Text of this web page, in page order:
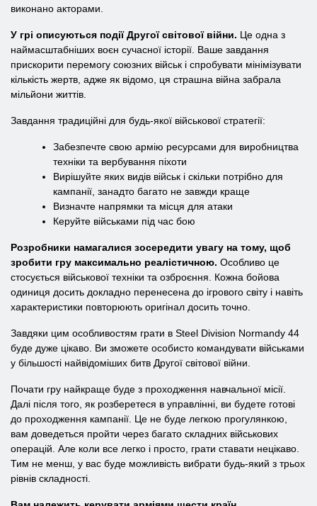
виконано акторами.
У грі описуються події Другої світової війни. Це одна з
наймасштабніших воєн сучасної історії. Ваше завдання
прискорити перемогу союзних військ і спробувати мінімізувати
кількість жертв, адже як відомо, ця страшна війна забрала
мільйони життів.
Завдання традиційні для будь-якої військової стратегії:
Забезпечте свою армію ресурсами для виробництва
техніки та вербування піхоти
Вирішуйте яких видів військ і скільки потрібно для
кампанії, занадто багато не завжди краще
Визначте напрямки та місця для атаки
Керуйте військами під час бою
Розробники намагалися зосередити увагу на тому, щоб
зробити гру максимально реалістичною. Особливо це
стосується військової техніки та озброєння. Кожна бойова
одиниця досить докладно перенесена до ігрового світу і навіть
характеристики повторюють оригінал досить точно.
Завдяки цим особливостям грати в Steel Division Normandy 44
буде дуже цікаво. Ви зможете особисто командувати військами
у більшості найвідоміших битв Другої світової війни.
Почати гру найкраще буде з проходження навчальної місії.
Далі після того, як розберетеся в управлінні, ви будете готові
до проходження кампанії. Це не буде легкою прогулянкою,
вам доведеться пройти через багато складних військових
операцій. Але коли все легко і просто, грати ставати нецікаво.
Тим не менш, у вас буде можливість вибрати будь-який з трьох
рівнів складності.